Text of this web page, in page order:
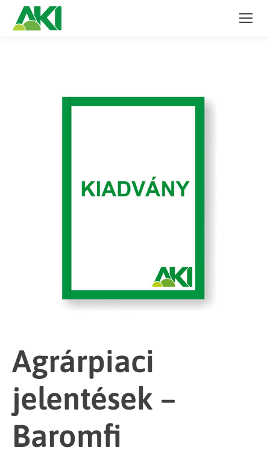
Agrárpiaci
jelentések –
Baromfi